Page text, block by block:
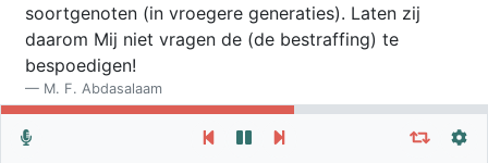
soortgenoten (in vroegere generaties). Laten zij
daarom Mij niet vragen de (de bestraffing) te
bespoedigen!
M. F. Abdasalaam
Fainna lillatheenathalamoethanoeban mithla
th
bihim fala yastaAAjiloen